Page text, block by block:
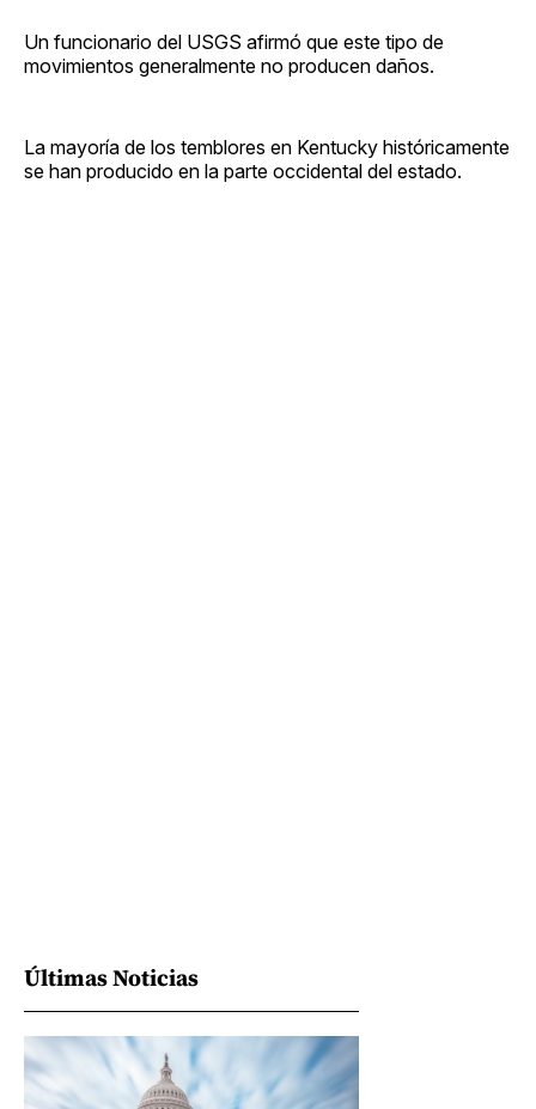
Un funcionario del USGS afirmó que este tipo de
movimientos generalmente no producen daños.
La mayoría de los temblores en Kentucky históricamente
se han producido en la parte occidental del estado.
Últimas Noticias